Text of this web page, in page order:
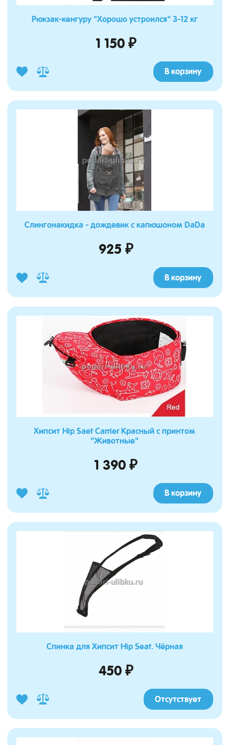
Рюкзак-кенгуру "Хорошо устроился" 3-12 кг
1 150 ₽
В корзину
Слингонакидка - дождевик с капюшоном DaDa
925 ₽
В корзину
Хипсит Hip Saet Carrier Красный с принтом
"Животные"
1 390 ₽
В корзину
Спинка для Хипсит Hip Seat. Чёрная
450 ₽
Отсутствует